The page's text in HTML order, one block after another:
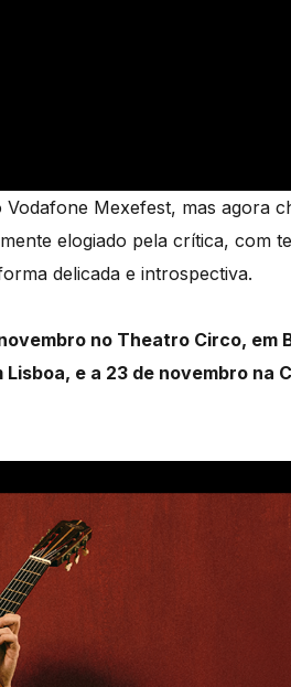
Mexefest, mas agora
elogiado pela crítica, com
delicada e introspectiva.
no Theatro Circo, em
e a 23 de novembro na